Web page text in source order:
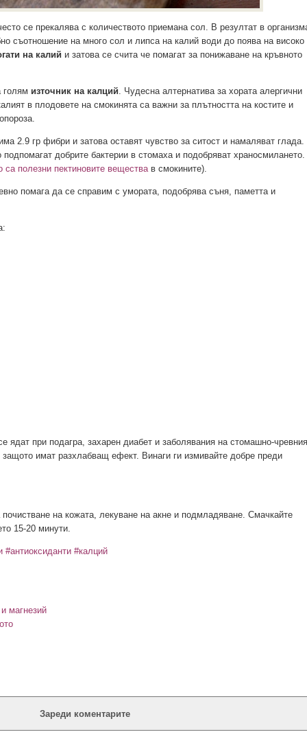
се прекалява с количеството приемана сол. В резултат в
съотношение на много сол и липса на калий води до поява на високо
на калий и затова се счита че помагат за понижаване на кръвното
голям източник на калций. Чудесна алтернатива за хората алергични
в плодовете на смокинята са важни за плътността на костите и
2.9 гр фибри и затова оставят чувство за ситост и намаляват глада.
добрите бактерии в стомаха и подобряват храносмилането.
са полезни пектиновите веществав смокините).
помага да се справим с умората, подобрява съня, паметта и
ядат при подагра, захарен диабет и заболявания на стомашно-чревния
имат разхлабващ ефект. Винаги ги измивайте добре преди
на кожата, лекуване на акне и подмладяване. Смачкайте
15-20 минути.
#антиоксиданти #калций
магнезий
Зареди коментарите